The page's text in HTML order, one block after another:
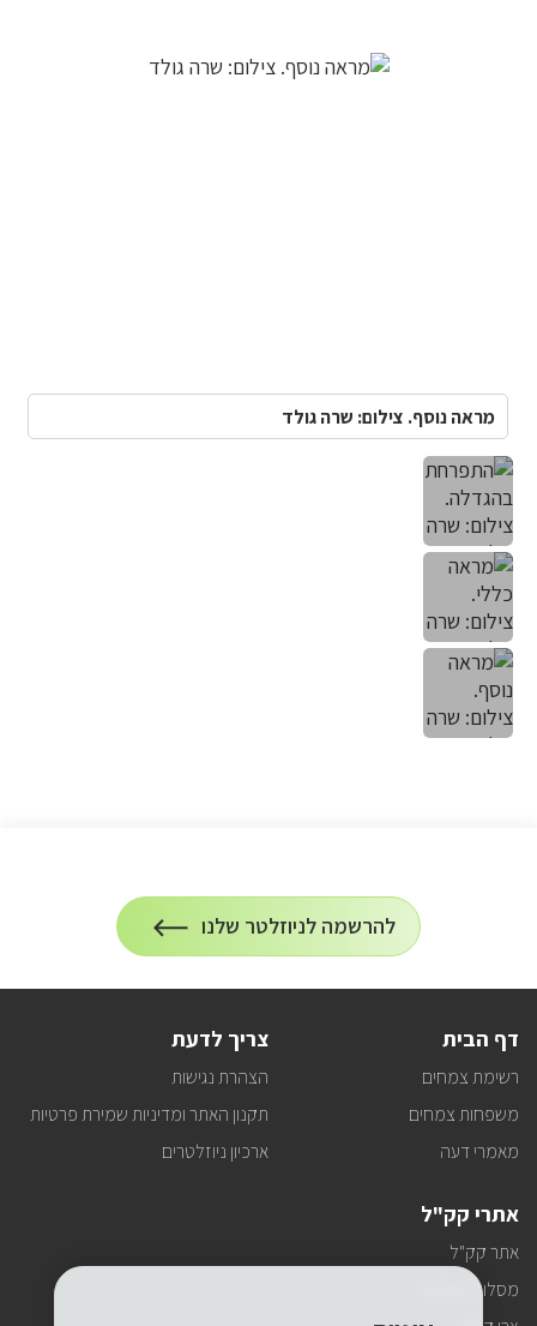
מראה נוסף. צילום: שרה גולד
הרשמה
להרשמה לניוזלטר שלנו
על
הרשמה
דף הבית
רשימת צמחים
משפחות צמחים
מאמרי דעה
צריך לדעת
הצהרת נגישות
תקנון האתר ומדיניות שמירת פרטיות
ארכיון ניוזלטרים
אתרי קק"ל
אתר קק"ל
מסלולי טיולים